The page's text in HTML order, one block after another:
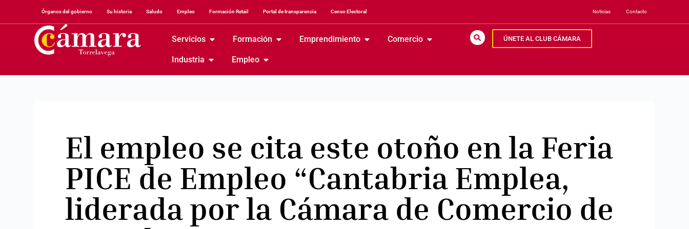
Órganos del gobierno Su historia Saludo Empleo Formación Retail Portal de transparencia Censo Electoral Noticias Contacto
Servicios Formación Emprendimiento Comercio
Industria Empleo
ÚNETE AL CLUB CÁMARA
El empleo se cita este otoño en la Feria
PICE de Empleo “Cantabria Emplea,
liderada por la Cámara de Comercio de